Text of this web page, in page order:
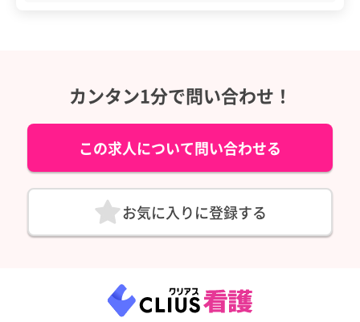
カンタン1分で問い合わせ！
この求人について問い合わせる
お気に入りに登録する